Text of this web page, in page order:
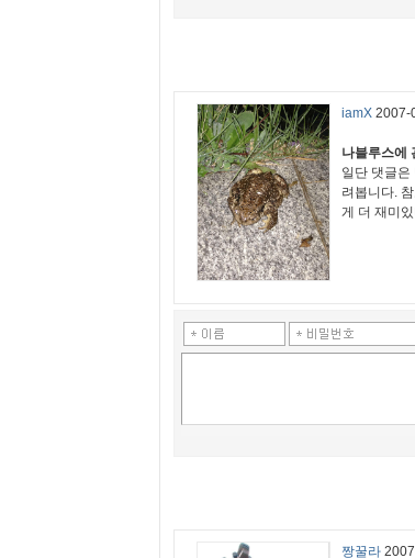
iamX 2007-
나블루스에
일단 댓글은
려봅니다.
게 더 재미
짱꿀라